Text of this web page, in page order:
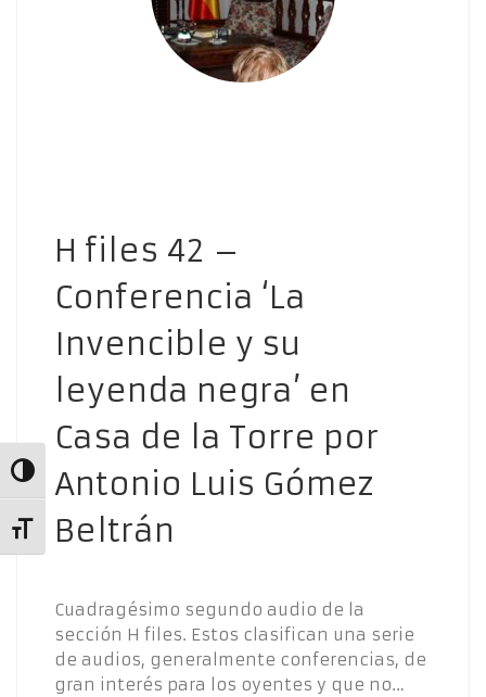
Alternar alto contraste
Alternar tamaño de letra
H files 42 –
Conferencia ‘La
Invencible y su
leyenda negra’ en
Casa de la Torre por
Antonio Luis Gómez
Beltrán
Cuadragésimo segundo audio de la
sección H files. Estos clasifican una serie
de audios, generalmente conferencias, de
gran interés para los oyentes y que no…